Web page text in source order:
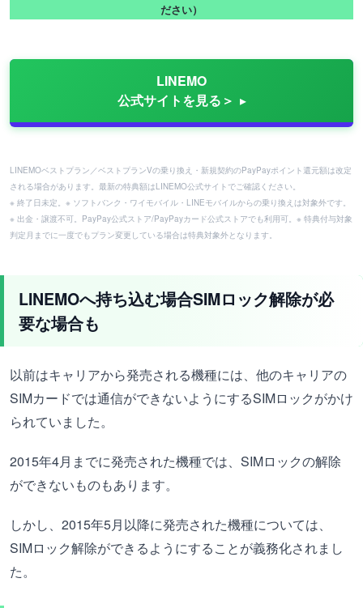
ださい）
LINEMO
公式サイトを見る＞
LINEMOベストプラン／ベストプランVの乗り換え・新規契約のPayPayポイント還元額は改定
される場合があります。最新の特典額はLINEMO公式サイトでご確認ください。
※ 終了日未定。※ ソフトバンク・ワイモバイル・LINEモバイルからの乗り換えは対象外です。
※ 出金・譲渡不可。PayPay公式ストア/PayPayカード公式ストアでも利用可。※ 特典付与対象
判定月までに一度でもプラン変更している場合は特典対象外となります。
LINEMOへ持ち込む場合SIMロック解除が必
要な場合も
以前はキャリアから発売される機種には、他のキャリアの
SIMカードでは通信ができないようにするSIMロックがかけ
られていました。
2015年4月までに発売された機種では、SIMロックの解除
ができないものもあります。
しかし、2015年5月以降に発売された機種については、
SIMロック解除ができるようにすることが義務化されまし
た。